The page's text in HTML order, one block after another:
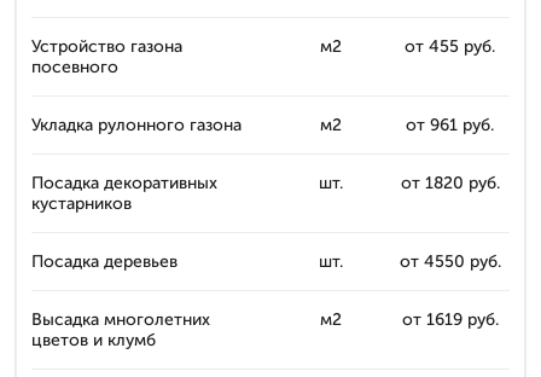
Устройство газона
посевного
м2 от 455 руб.
Укладка рулонного газона м2 от 961 руб.
Посадка декоративных
кустарников
шт. от 1820 руб.
Посадка деревьев шт. от 4550 руб.
Высадка многолетних
цветов и клумб
м2 от 1619 руб.